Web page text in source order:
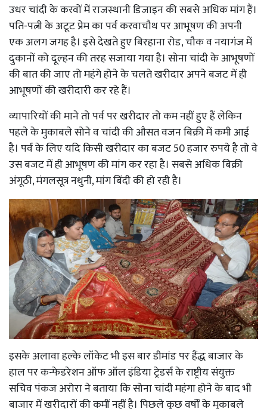
उधर चांदी के करवों में राजस्थानी डिजाइन की सबसे अधिक मांग हैं।
पति-पत्नी के अटूट प्रेम का पर्व करवाचौथ पर आभूषण की अपनी
एक अलग जगह है। इसे देखते हुए बिरहाना रोड, चौक व नयागंज में
दुकानों को दूल्हन की तरह सजाया गया है। सोना चांदी के आभूषणों
की बात की जाए तो महंगे होने के चलते खरीदार अपने बजट में ही
आभूषणों की खरीदारी कर रहे हैं।
व्यापारियों की माने तो पर्व पर खरीदार तो कम नहीं हुए हैं लेकिन
पहले के मुकाबले सोने व चांदी की औसत वजन बिक्री में कमी आई
है। पर्व के लिए यदि किसी खरीदार का बजट 50 हजार रुपये है तो वे
उस बजट में ही आभूषण की मांग कर रहा है। सबसे अधिक बिक्री
अंगूठी, मंगलसूत्र नथुनी, मांग बिंदी की हो रही है।
इसके अलावा हल्के लॉकेट भी इस बार डीमांड पर हैंद्ध बाजार के
हाल पर कन्फेडरेशन ऑफ ऑल इंडिया ट्रेडर्स के राष्ट्रीय संयुक्त
सचिव पंकज अरोरा ने बताया कि सोना चांदी महंगा होने के बाद भी
बाजार में खरीदारों की कमीं नहीं है। पिछले कुछ वर्षों के मुकाबले